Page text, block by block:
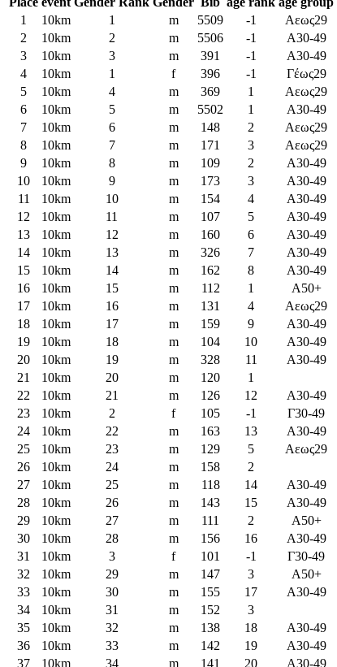
1
10km 1 m 5509 -1 Aεως29
2
10km 2 m 5506 -1 Α30-49
3
10km 3 m 391 -1 Α30-49
4
10km 1 f 396 -1 Γέως29
5
10km 4 m 369 1 Aεως29
6
10km 5 m 5502 1 Α30-49
7
10km 6 m 148 2 Aεως29
8
10km 7 m 171 3 Aεως29
9
10km 8 m 109 2 Α30-49
10
10km 9 m 173 3 Α30-49
11
10km 10 m 154 4 Α30-49
12
10km 11 m 107 5 Α30-49
13
10km 12 m 160 6 Α30-49
14
10km 13 m 326 7 Α30-49
15
10km 14 m 162 8 Α30-49
16
10km 15 m 112 1 A50+
17
10km 16 m 131 4 Aεως29
18
10km 17 m 159 9 Α30-49
19
10km 18 m 104 10 Α30-49
20
10km 19 m 328 11 Α30-49
21
10km 20 m 120 1
22
10km 21 m 126 12 Α30-49
23
10km 2 f 105 -1 Γ30-49
24
10km 22 m 163 13 Α30-49
25
10km 23 m 129 5 Aεως29
26
10km 24 m 158 2
27
10km 25 m 118 14 Α30-49
28
10km 26 m 143 15 Α30-49
29
10km 27 m 111 2 A50+
30
10km 28 m 156 16 Α30-49
31
10km 3 f 101 -1 Γ30-49
32
10km 29 m 147 3 A50+
33
10km 30 m 155 17 Α30-49
34
10km 31 m 152 3
35
10km 32 m 138 18 Α30-49
36
10km 33 m 142 19 Α30-49
37
10km 34 m 141 20 Α30-49